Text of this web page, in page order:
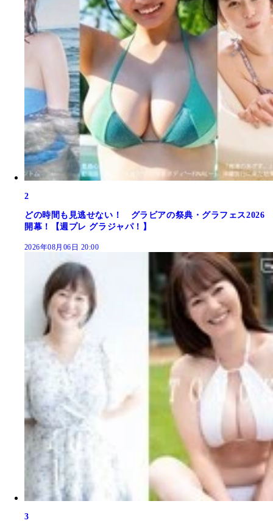
2
どの時間も見逃せない！ グラビアの祭典・グラフェス2026
開幕！【週プレ グラジャパ！】
2026年08月06日 20:00
3